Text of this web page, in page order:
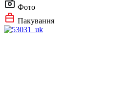
Фото
Пакування